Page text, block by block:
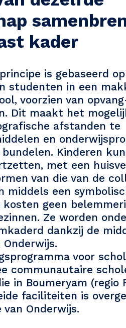
kader
is gebaseerd
studenten in een
voorzien van
Dit maakt het
afstanden te
en
Kinderen
met een
van die van de
middels een
kosten geen
Ze worden
dankzij de
voor
communautaire
in Boumeryam (regio
faciliteiten is
Onderwijs.